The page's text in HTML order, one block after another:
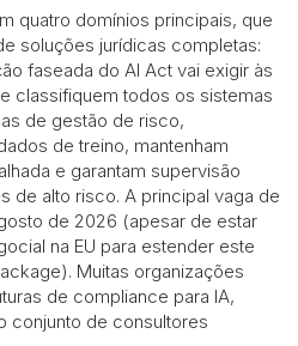
quatro domínios principais, que
soluções jurídicas completas:
faseada do AI Act vai exigir às
classifiquem todos os sistemas
de gestão de risco,
de treino, mantenham
e garantam supervisão
de alto risco. A principal vaga de
de 2026 (apesar de estar
na EU para estender este
Muitas organizações
de compliance para IA,
conjunto de consultores